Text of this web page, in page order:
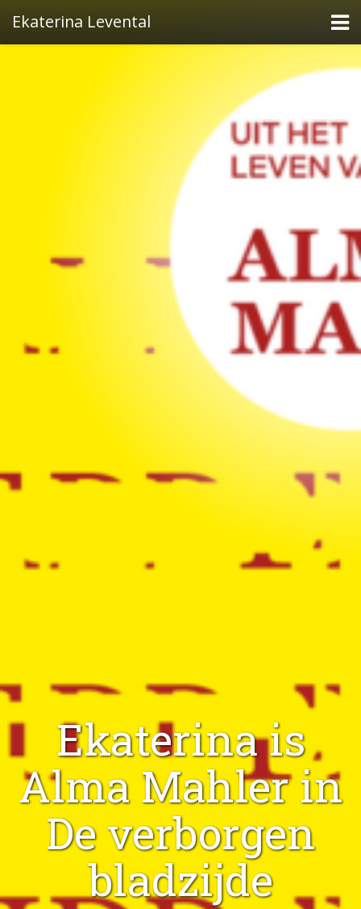
Ekaterina Levental
La Vie en rose
Audio
Ekaterina is
Alma Mahler in
De verborgen
bladzijde